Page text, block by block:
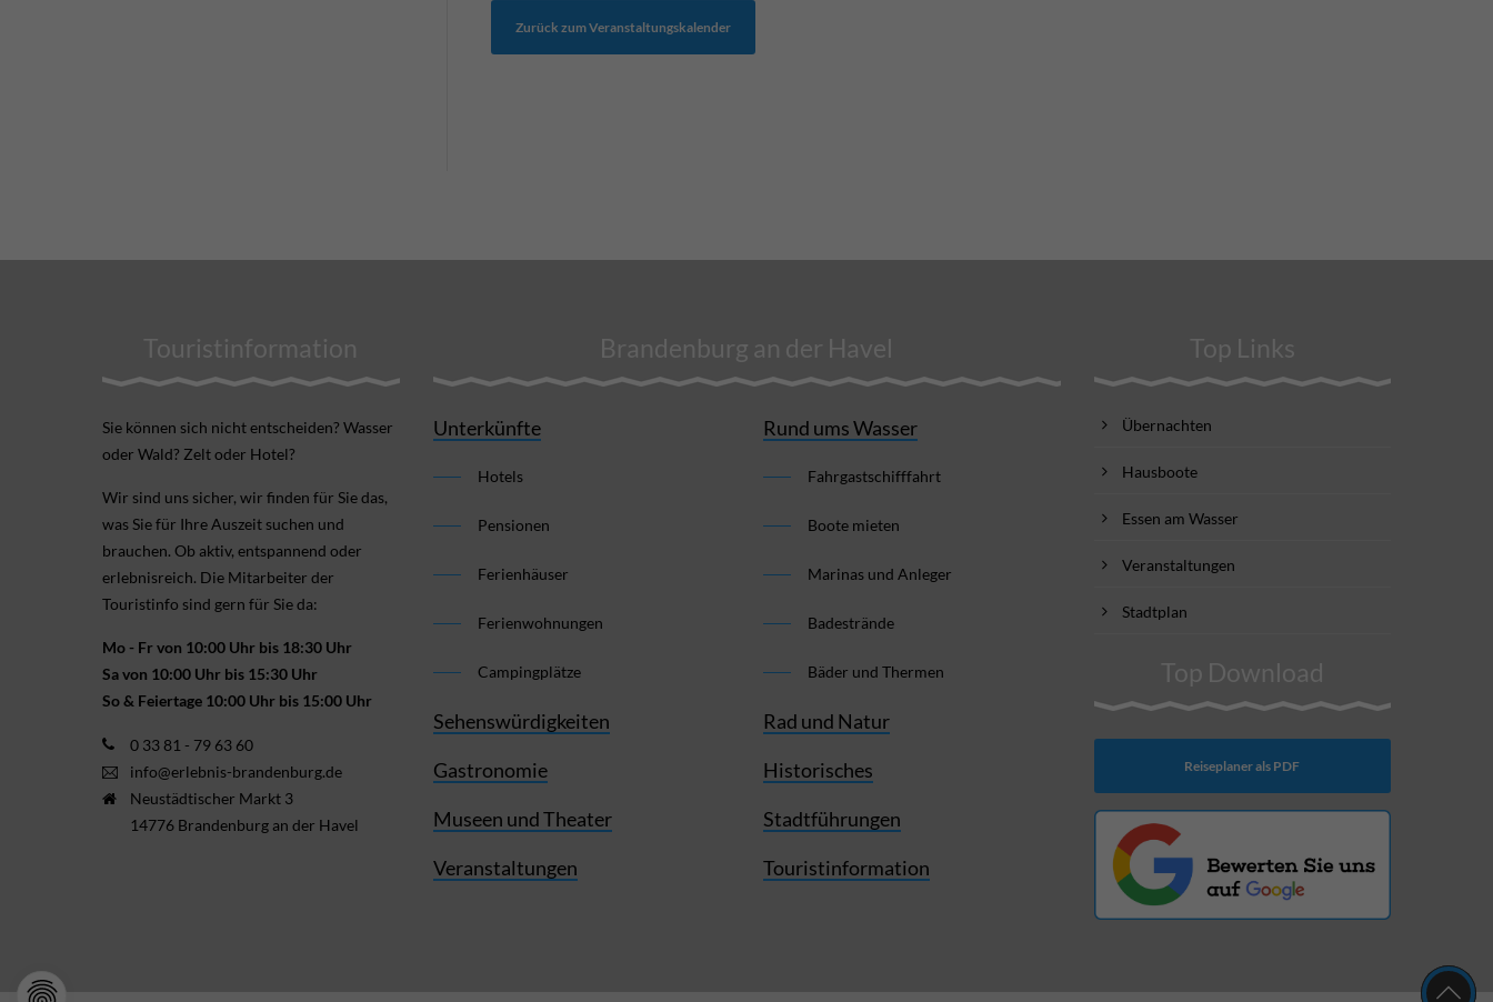
Zurück zum Veranstaltungskalender
Touristinformation
Sie können sich nicht ent­scheiden? Wasser
oder Wald? Zelt oder Hotel?
Wir sind uns sicher, wir finden für Sie das,
was Sie für Ihre Aus­zeit suchen und
brauchen. Ob aktiv, ent­spannend oder
erlebnis­reich. Die Mitarbeiter der
Touristinfo sind gern für Sie da:
Mo - Fr von 10:00 Uhr bis 18:30 Uhr
Sa von 10:00 Uhr bis 15:30 Uhr
So & Feiertage 10:00 Uhr bis 15:00 Uhr
0 33 81 - 79 63 60
info@erlebnis-brandenburg.de
Neustädtischer Markt 3
14776 Brandenburg an der Havel
Brandenburg an der Havel
Unterkünfte
Hotels
Pensionen
Ferienhäuser
Ferienwohnungen
Campingplätze
Sehenswürdigkeiten
Gastronomie
Museen und Theater
Veranstaltungen
Rund ums Wasser
Fahrgastschifffahrt
Boote mieten
Marinas und Anleger
Badestrände
Bäder und Thermen
Rad und Natur
Historisches
Stadtführungen
Touristinformation
Top Links
Übernachten
Hausboote
Essen am Wasser
Veranstaltungen
Stadtplan
Top Download
Reiseplaner als PDF